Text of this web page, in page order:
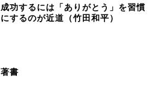
成功するには「ありがとう」を習慣
にするのが近道（竹田和平）
著書